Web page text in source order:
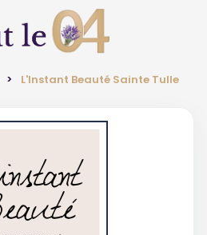
L'Instant Beauté Sainte Tulle